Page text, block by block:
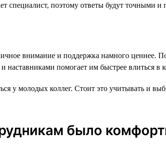
специалист, поэтому ответы будут точными и
внимание и поддержка намного ценнее.
помогает им быстрее влиться в
у молодых коллег. Стоит это учитывать и
было